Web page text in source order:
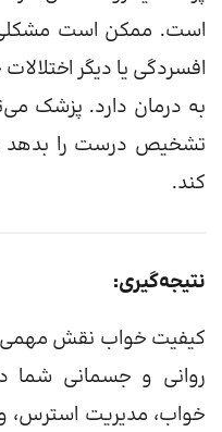
است. ممکن است مشکلی
افسردگی یا دیگر
به درمان دارد. پزشک
تشخیص درست را بدهد
کند.
نتیجه‌گیری:
کیفیت خواب نقش مهمی
روانی و جسمانی شما
خواب، مدیریت استرس،